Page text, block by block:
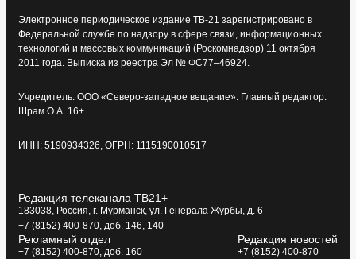
Электронное периодическое издание ТВ-21 зарегистрировано в
Федеральной службе по надзору в сфере связи, информационных
технологий и массовых коммуникаций (Роскомнадзор) 11 октября
2011 года. Выписка из реестра Эл № ФС77–46924.
Учредитель: ООО «Северо-западное вещание». Главный редактор:
Шрам О.А. 16+
ИНН: 5190934326, ОГРН: 1115190010517
Редакция телеканала ТВ21+
183038, Россия, г. Мурманск, ул. Генерала Журбы, д. 6
+7 (8152) 400-870, доб. 146, 140
Рекламный отдел
+7 (8152) 400-870, доб. 160
Редакция новостей
+7 (8152) 400-870